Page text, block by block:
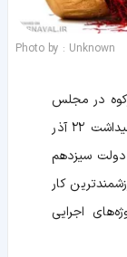
Photo by : Unknown
در مجلس
شورای اسلامی نیز در این مراسم ضمن گرامیداشت ۲۲ آذر
دولت سیزدهم
کار
اجرایی